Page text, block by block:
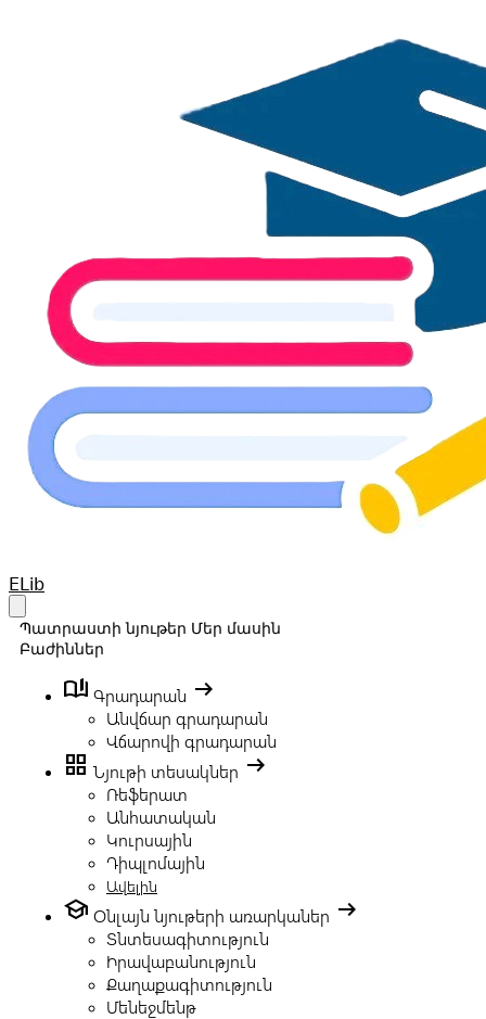
Your Company
ELib
Պատրաստի նյութեր Մեր մասին
Բաժիններ
book_ribbon Գրադարան arrow_right_alt
Անվճար գրադարան
Վճարովի գրադարան
grid_view Նյութի տեսակներ arrow_right_alt
Ռեֆերատ
Անհատական
Կուրսային
Դիպլոմային
Ավելին
school Օնլայն նյութերի առարկաներ arrow_right_alt
Տնտեսագիտություն
Իրավաբանություն
Քաղաքագիտություն
Մենեջմենթ